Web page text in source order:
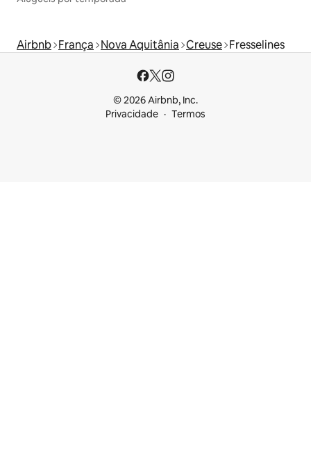
Airbnb França Nova Aquitânia Creuse Fresselines
© 2026 Airbnb, Inc.
Privacidade
Termos